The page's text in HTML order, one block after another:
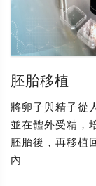
胚胎移植
將卵子與精子從
並在體外受精，
胚胎後，再移植
內